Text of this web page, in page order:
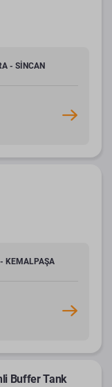
- SİNCAN
KEMALPAŞA
Buffer Tank